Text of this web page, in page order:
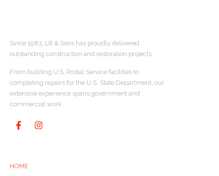
Since 1983, LB & Sons has proudly delivered
outstanding construction and restoration projects.
From building U.S. Postal Service facilities to
completing repairs for the U.S. State Department, our
extensive experience spans government and
commercial work.
HOME